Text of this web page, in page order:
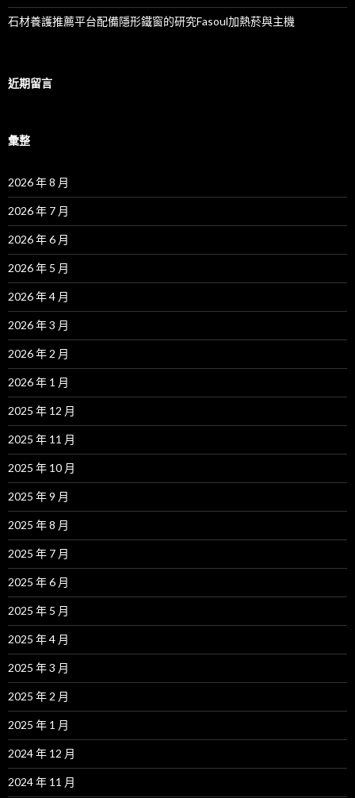
石材養護推薦平台配備隱形鐵窗的研究Fasoul加熱菸與主機
近期留言
彙整
2026 年 8 月
2026 年 7 月
2026 年 6 月
2026 年 5 月
2026 年 4 月
2026 年 3 月
2026 年 2 月
2026 年 1 月
2025 年 12 月
2025 年 11 月
2025 年 10 月
2025 年 9 月
2025 年 8 月
2025 年 7 月
2025 年 6 月
2025 年 5 月
2025 年 4 月
2025 年 3 月
2025 年 2 月
2025 年 1 月
2024 年 12 月
2024 年 11 月